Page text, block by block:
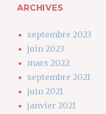
ARCHIVES
septembre 2023
juin 2023
mars 2022
septembre 2021
juin 2021
janvier 2021